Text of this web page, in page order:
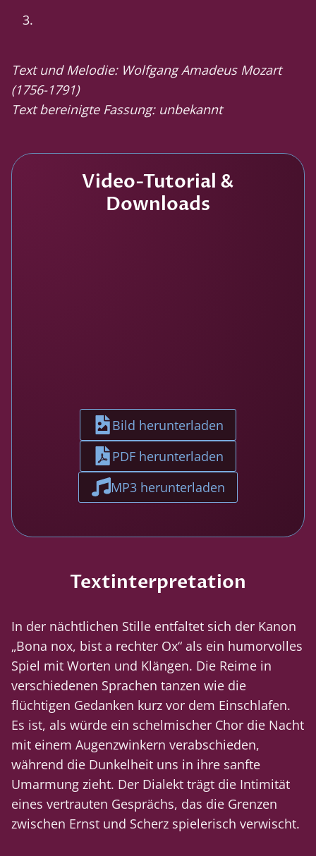
Text und Melodie: Wolfgang Amadeus Mozart
(1756-1791)
Text bereinigte Fassung: unbekannt
Video-Tutorial &
Downloads
Bild herunterladen
PDF herunterladen
MP3 herunterladen
Textinterpretation
In der nächtlichen Stille entfaltet sich der Kanon
„Bona nox, bist a rechter Ox“ als ein humorvolles
Spiel mit Worten und Klängen. Die Reime in
verschiedenen Sprachen tanzen wie die
flüchtigen Gedanken kurz vor dem Einschlafen.
Es ist, als würde ein schelmischer Chor die Nacht
mit einem Augenzwinkern verabschieden,
während die Dunkelheit uns in ihre sanfte
Umarmung zieht. Der Dialekt trägt die Intimität
eines vertrauten Gesprächs, das die Grenzen
zwischen Ernst und Scherz spielerisch verwischt.